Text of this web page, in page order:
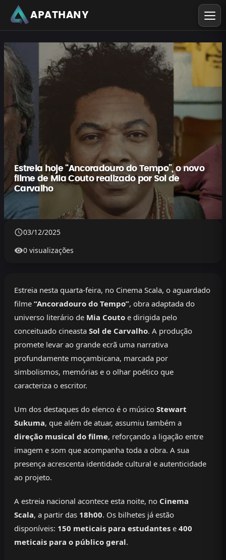
APATHANY
Estreia hoje “Ancoradouro do Tempo”, o novo
filme de Mia Couto realizado por Sol de
Carvalho
03/12/2025
0 visualizações
Estreia nesta quarta-feira, no Cinema Scala, o aguardado
filme “Ancoradouro do Tempo”, obra adaptada do
universo literário de Mia Couto e dirigida pelo
conceituado cineasta Sol de Carvalho. A produção
promete levar ao grande ecrã uma narrativa
profundamente moçambicana, marcada por
simbolismos, memórias e o olhar poético que
caracteriza o escritor.
Um dos destaques do elenco é o músico Stewart
Sukuma, que além de atuar, assumiu também a
direção musical do filme, reforçando a ligação entre
imagem e som que acompanha toda a obra. A sua
presença acrescenta identidade cultural e autenticidade
ao projeto.
A estreia nacional acontece esta noite, no Cinema
Scala, a partir das 18h00. Os bilhetes já estão
disponíveis: 150 meticais para estudantes e 400
meticais para o público geral.